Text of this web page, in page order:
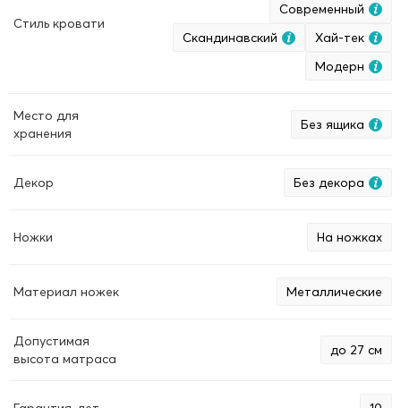
Стиль кровати
Современный
Скандинавский
Хай-тек
Модерн
Место для
хранения
Без ящика
Декор Без декора
Ножки На ножках
Материал ножек Металлические
Допустимая
высота матраса
до 27 см